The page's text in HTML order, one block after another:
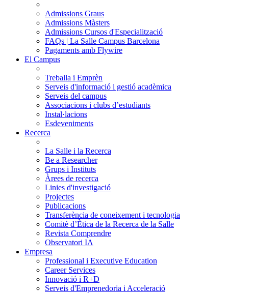
Admissions Graus
Admissions Màsters
Admissions Cursos d'Especialització
FAQs | La Salle Campus Barcelona
Pagaments amb Flywire
El Campus
Treballa i Emprèn
Serveis d'informació i gestió acadèmica
Serveis del campus
Associacions i clubs d’estudiants
Instal·lacions
Esdeveniments
Recerca
La Salle i la Recerca
Be a Researcher
Grups i Instituts
Àrees de recerca
Linies d'investigació
Projectes
Publicacions
Transferència de coneixement i tecnologia
Comitè d’Ètica de la Recerca de la Salle
Revista Comprendre
Observatori IA
Empresa
Professional i Executive Education
Career Services
Innovació i R+D
Serveis d'Emprenedoria i Acceleració